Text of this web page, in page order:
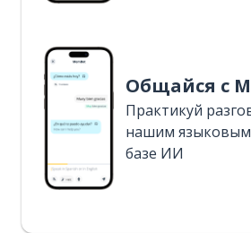
Общайся с
Практикуй
нашим
базе ИИ